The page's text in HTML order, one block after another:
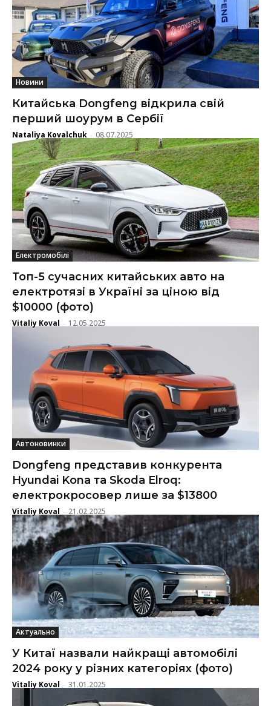
Новини
Китайська Dongfeng відкрила свій
перший шоурум в Сербії
Nataliya Kovalchuk - 08.07.2025
Електромобілі
Топ-5 сучасних китайських авто на
електротязі в Україні за ціною від
$10000 (фото)
Vitaliy Koval - 12.05.2025
Автоновинки
Dongfeng представив конкурента
Hyundai Kona та Skoda Elroq:
електрокросовер лише за $13800
Vitaliy Koval - 21.02.2025
Актуально
У Китаї назвали найкращі автомобілі
2024 року у різних категоріях (фото)
Vitaliy Koval - 31.01.2025